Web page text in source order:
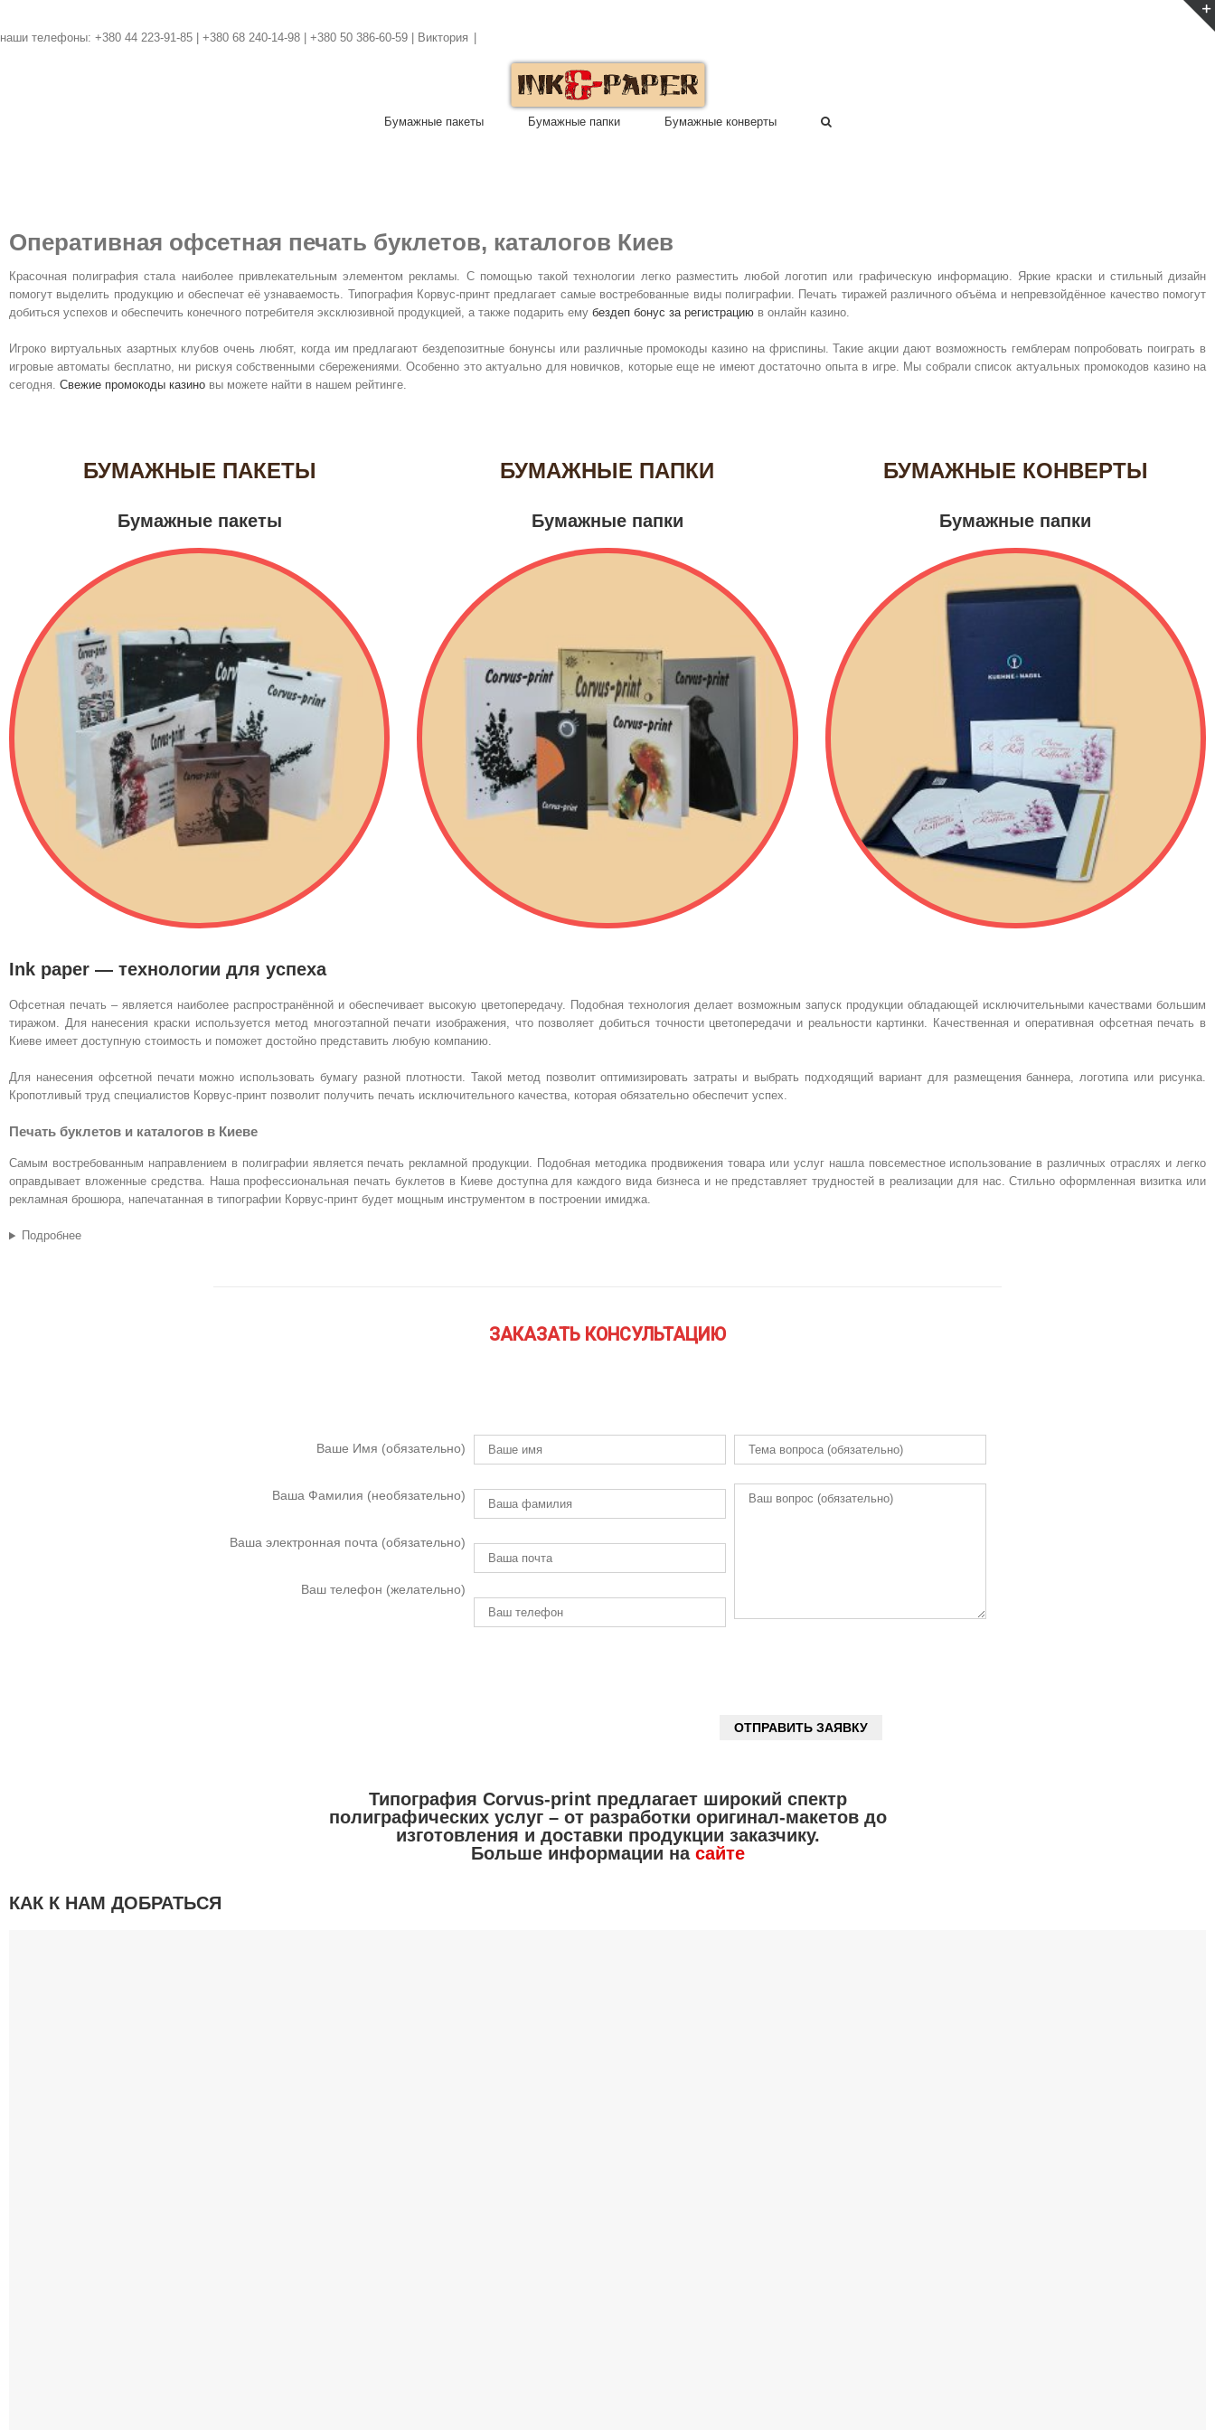
наши телефоны: +380 44 223-91-85 | +380 68 240-14-98 | +380 50 386-60-59 | Виктория
Бумажные пакеты Бумажные папки Бумажные конверты
Оперативная офсетная печать буклетов, каталогов Киев
Красочная полиграфия стала наиболее привлекательным элементом рекламы. С помощью такой технологии легко разместить любой логотип или графическую информацию. Яркие краски и стильный дизайн
помогут выделить продукцию и обеспечат её узнаваемость. Типография Корвус-принт предлагает самые востребованные виды полиграфии. Печать тиражей различного объёма и непревзойдённое качество помогут
добиться успехов и обеспечить конечного потребителя эксклюзивной продукцией, а также подарить ему бездеп бонус за регистрацию в онлайн казино.
Игроко виртуальных азартных клубов очень любят, когда им предлагают бездепозитные бонунсы или различные промокоды казино на фриспины. Такие акции дают возможность гемблерам попробовать поиграть в
игровые автоматы бесплатно, ни рискуя собственными сбережениями. Особенно это актуально для новичков, которые еще не имеют достаточно опыта в игре. Мы собрали список актуальных промокодов казино на
сегодня. Свежие промокоды казино вы можете найти в нашем рейтинге.
БУМАЖНЫЕ ПАКЕТЫ
Бумажные пакеты
БУМАЖНЫЕ ПАПКИ
Бумажные папки
БУМАЖНЫЕ КОНВЕРТЫ
Бумажные папки
Ink paper — технологии для успеха
Офсетная печать – является наиболее распространённой и обеспечивает высокую цветопередачу. Подобная технология делает возможным запуск продукции обладающей исключительными качествами большим
тиражом. Для нанесения краски используется метод многоэтапной печати изображения, что позволяет добиться точности цветопередачи и реальности картинки. Качественная и оперативная офсетная печать в
Киеве имеет доступную стоимость и поможет достойно представить любую компанию.
Для нанесения офсетной печати можно использовать бумагу разной плотности. Такой метод позволит оптимизировать затраты и выбрать подходящий вариант для размещения баннера, логотипа или рисунка.
Кропотливый труд специалистов Корвус-принт позволит получить печать исключительного качества, которая обязательно обеспечит успех.
Печать буклетов и каталогов в Киеве
Самым востребованным направлением в полиграфии является печать рекламной продукции. Подобная методика продвижения товара или услуг нашла повсеместное использование в различных отраслях и легко
оправдывает вложенные средства. Наша профессиональная печать буклетов в Киеве доступна для каждого вида бизнеса и не представляет трудностей в реализации для нас. Стильно оформленная визитка или
рекламная брошюра, напечатанная в типографии Корвус-принт будет мощным инструментом в построении имиджа.
Подробнее
ЗАКАЗАТЬ КОНСУЛЬТАЦИЮ
Ваше Имя (обязательно)
Ваша Фамилия (необязательно)
Ваша электронная почта (обязательно)
Ваш телефон (желательно)
Типография Corvus-print предлагает широкий спектр
полиграфических услуг – от разработки оригинал-макетов до
изготовления и доставки продукции заказчику.
Больше информации на сайте
КАК К НАМ ДОБРАТЬСЯ